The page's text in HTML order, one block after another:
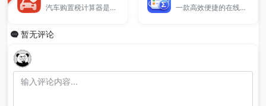
汽车购置税计算器是一款免费在线工具，支持快速计算新车购置税金额，自动根据最新税率进行精准计算。 一款高效便捷的在线列表求和计算器，支持多种分隔符格式（换行、逗号、空格、Tab），自动排除空行与非法字符，适合处理表格数据、日志统计、批量数据求和等场景。
暂无评论